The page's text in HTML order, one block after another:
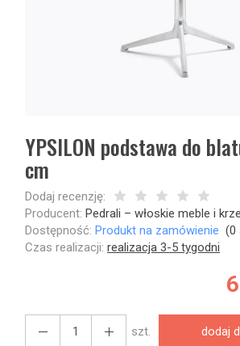
YPSILON podstawa do
cm
Dodaj recenzję:
Producent: Pedrali – włoskie meble i
Dostępność: Produkt na zamówienie (0
Czas realizacji: realizacja 3-5 tygodni
szt. dodaj